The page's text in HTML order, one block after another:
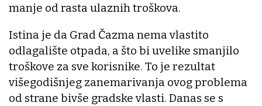
manje od rasta ulaznih troškova.
Istina je da Grad Čazma nema vlastito
odlagalište otpada, a što bi uvelike smanjilo
troškove za sve korisnike. To je rezultat
višegodišnjeg zanemarivanja ovog problema
od strane bivše gradske vlasti. Danas se s